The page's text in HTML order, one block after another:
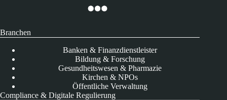
Branchen
Banken & Finanzdienstleister
Bildung & Forschung
Gesundheitswesen & Pharmazie
Kirchen & NPOs
Öffentliche Verwaltung
Compliance & Digitale Regulierung